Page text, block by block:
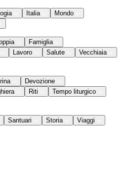
Italia
Mondo
Famiglia
Lavoro Salute
Vecchiaia
Devozione
Riti
Tempo liturgico
Santuari Storia Viaggi